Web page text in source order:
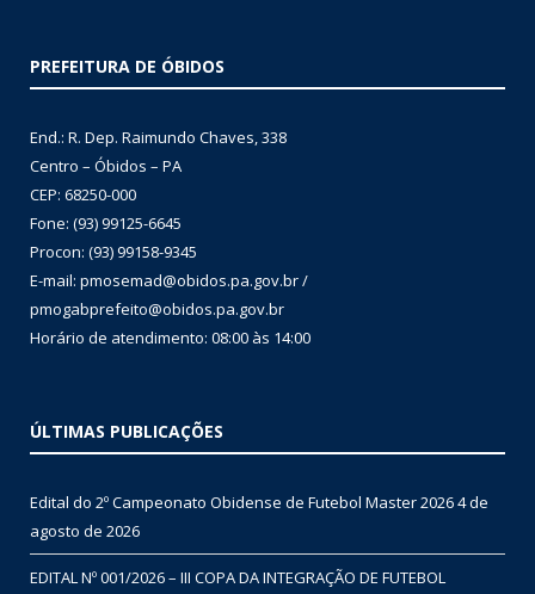
PREFEITURA DE ÓBIDOS
End.: R. Dep. Raimundo Chaves, 338
Centro – Óbidos – PA
CEP: 68250-000
Fone: (93) 99125-6645
Procon: (93) 99158-9345
E-mail: pmosemad@obidos.pa.gov.br /
pmogabprefeito@obidos.pa.gov.br
Horário de atendimento: 08:00 às 14:00
ÚLTIMAS PUBLICAÇÕES
Edital do 2º Campeonato Obidense de Futebol Master 20264 de
agosto de 2026
EDITAL Nº 001/2026 – III COPA DA INTEGRAÇÃO DE FUTEBOL